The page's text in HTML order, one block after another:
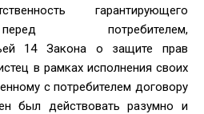
гарантирующего
потребителем,
14 Закона о защите прав
в рамках исполнения своих
с потребителем договору
был действовать разумно и